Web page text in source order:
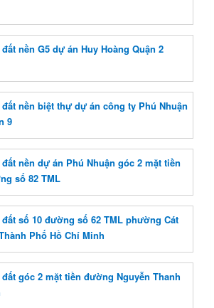
đất nền G5 dự án Huy Hoàng Quận 2
đất nền biệt thự dự án công ty Phú Nhuận
9
đất nền dự án Phú Nhuận góc 2 mặt tiền
số 82 TML
đất số 10 đường số 62 TML phường Cát
Phố Hồ Chí Minh
đất góc 2 mặt tiền đường Nguyễn Thanh